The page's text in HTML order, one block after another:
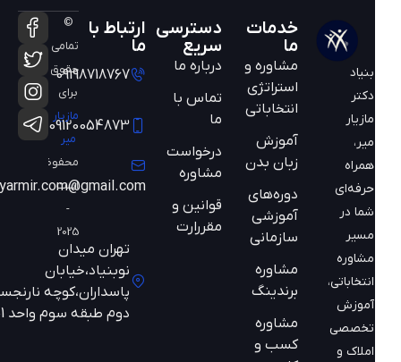
مازیار
همراه
حرفه‌ای
شما در
مسیر
مشاوره
انتخاباتی،
آموزش
تخصصی
املاک و
خدمات
مشاوره و
استراتژی
انتخاباتی
آموزش
زبان بدن
دوره‌های
آموزشی
سازمانی
مشاوره
برندینگ
مشاوره
کسب و
دسترسی
سریع
درباره ما
تماس با
ما
درخواست
مشاوره
قوانین و
مقررارت
ارتباط با
09198718767
09120054873
mazyarmir.com@gmail.com
تهران میدان
نوبنیاد،خیابان
پاسداران،کوچه نارنجستان
دوم طبقه سوم واحد 301
©
تمامی
حقوق
مازیار
محفوظ
است